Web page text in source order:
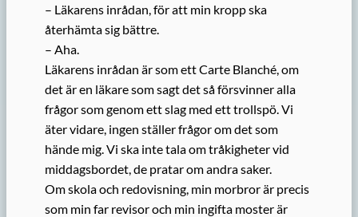
– Läkarens inrådan, för att min kropp ska
återhämta sig bättre.
– Aha.
Läkarens inrådan är som ett Carte Blanché, om
det är en läkare som sagt det så försvinner alla
frågor som genom ett slag med ett trollspö. Vi
äter vidare, ingen ställer frågor om det som
hände mig. Vi ska inte tala om tråkigheter vid
middagsbordet, de pratar om andra saker.
Om skola och redovisning, min morbror är precis
som min far revisor och min ingifta moster är